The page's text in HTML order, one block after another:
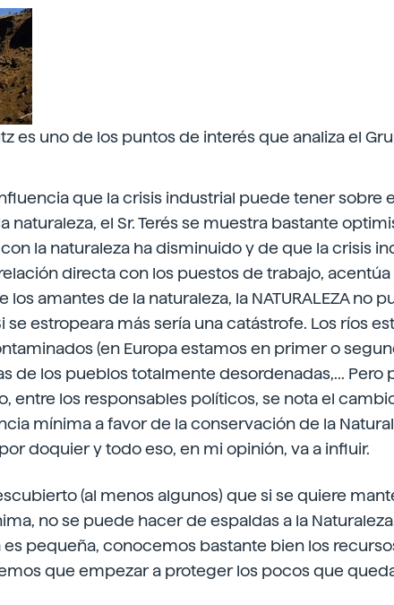
es uno de los puntos de interés que analiza el
que la crisis industrial puede tener sobre
naturaleza, el Sr. Terés se muestra bastante
la naturaleza ha disminuido y de que la crisis
directa con los puestos de trabajo, acentúa
amantes de la naturaleza, la NATURALEZA no
se estropeara más sería una catástrofe. Los ríos
(en Europa estamos en primer o
de los pueblos totalmente desordenadas,... Pero
entre los responsables políticos, se nota el
mínima a favor de la conservación de la
doquier y todo eso, en mi opinión, va a influir.
(al menos algunos) que si se quiere
no se puede hacer de espaldas a la
es pequeña, conocemos bastante bien los
que empezar a proteger los pocos que